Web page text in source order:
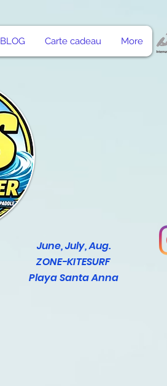
BLOG Carte cadeau More
June, July, Aug.
ZONE-KITESURF
Playa Santa Anna